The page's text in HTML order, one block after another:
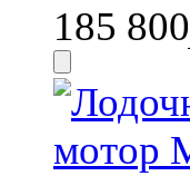
185 800